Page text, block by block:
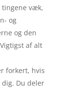
væk,
og
og den
af alt
forkert, hvis
Du deler